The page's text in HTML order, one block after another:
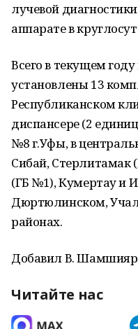
лучевой
аппарате в
Всего в текущем году
установлены 13
Республиканском
диспансере (2
№8 г.Уфы, в
Сибай, Стерлитамак
(ГБ №1), Кумертау и
Дюртюлинском,
районах.
Добавил В.
Читайте нас